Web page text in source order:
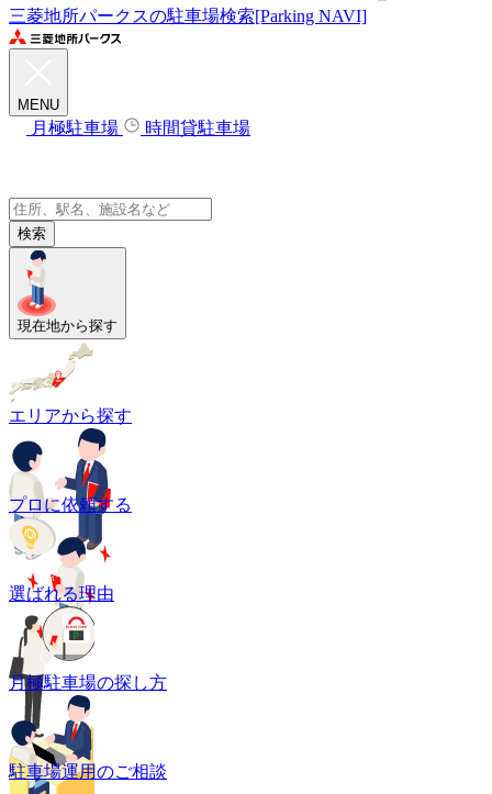
三菱地所パークスの駐車場検索[Parking NAVI]
MENU
月極駐車場 時間貸駐車場
検索
現在地から探す
エリアから探す
プロに依頼する
選ばれる理由
月極駐車場の探し方
駐車場運用のご相談